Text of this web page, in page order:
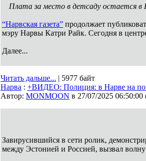
Плата за место в детсаду остается
“Нарвская газета” продолжает
мэру Нарвы Катри Райк. Сегодня в
Далее...
Читать дальше... | 5977 байт
Нарва : +ВИДЕО: Полиция: в Нарве на
Автор: MONMOON в 27/07/2025 06:50:00
Завирусившийся в сети ролик,
между Эстонией и Россией, вызвал